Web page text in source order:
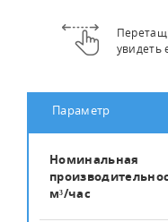
увидеть
Параметр
Номинальная
м³/час